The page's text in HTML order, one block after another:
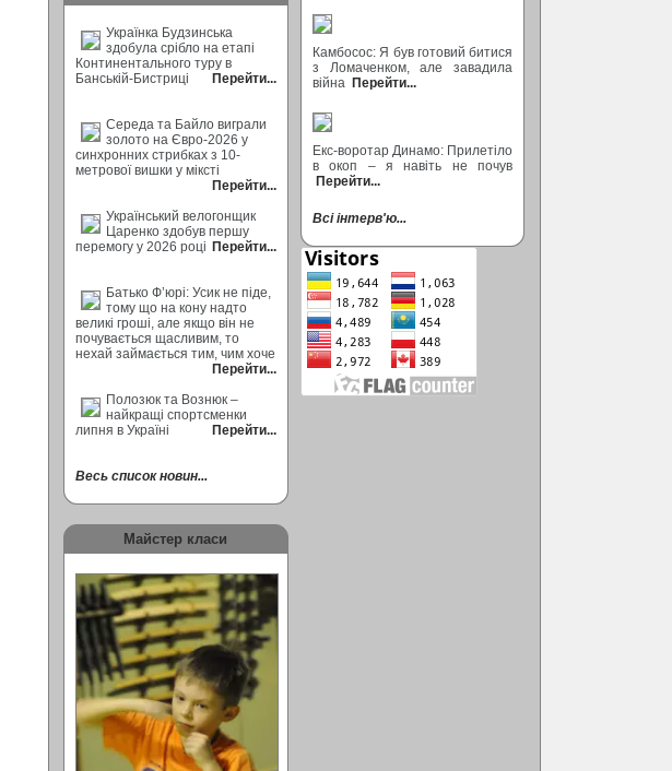
Українка Будзинська
здобула срібло на етапі
Континентального туру в
Банській-Бистриці
Перейти...
Середа та Байло виграли
золото на Євро-2026 у
синхронних стрибках з 10-
метрової вишки у міксті
Перейти...
Український велогонщик
Царенко здобув першу
перемогу у 2026 році Перейти...
Батько Ф’юрі: Усик не піде,
тому що на кону надто
великі гроші, але якщо він не
почувається щасливим, то
нехай займається тим, чим хоче
Перейти...
Полозюк та Вознюк –
найкращі спортсменки
липня в Україні
Перейти...
Весь список новин...
Майстер класи
Камбосос: Я був готовий битися
з Ломаченком, але завадила
війна Перейти...
Екс-воротар Динамо: Прилетіло
в окоп – я навіть не почув
Перейти...
Всі інтерв'ю...